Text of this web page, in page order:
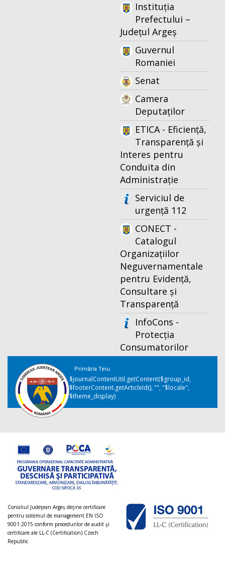
Instituția
Prefectului –
Județul Argeș
Guvernul
Romaniei
Senat
Camera
Deputaților
ETICA - Eficiență,
Transparență și
Interes pentru
Conduita din
Administrație
Serviciul de
urgență 112
CONECT -
Catalogul
Organizațiilor
Neguvernamentale
pentru Evidență,
Consultare și
Transparență
InfoCons -
Protecția
Consumatorilor
Primăria Teiu
$journalContentUtil.getContent($group_id,
$footerContent.getArticleId(), "", "$locale",
$theme_display)
Consiliul Judeţean Argeș deţine certificare
pentru sistemul de management EN ISO
9001:2015 conform procedurilor de audit şi
certificare ale LL-C (Certification) Czech
Republic